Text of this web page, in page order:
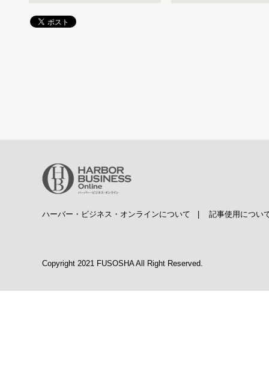
ハーバー・ビジネス・オンラインについて 記事使用につい
Copyright 2021 FUSOSHA All Right Reserved.